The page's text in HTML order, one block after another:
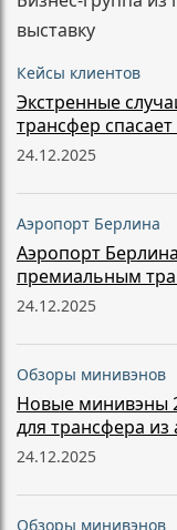
выставку
Кейсы клиентов
Экстренные
трансфер спасает
24.12.2025
Аэропорт Берлина
Аэропорт
премиальным
24.12.2025
Обзоры минивэнов
Новые минивэны
для трансфера из
24.12.2025
Обзоры минивэнов